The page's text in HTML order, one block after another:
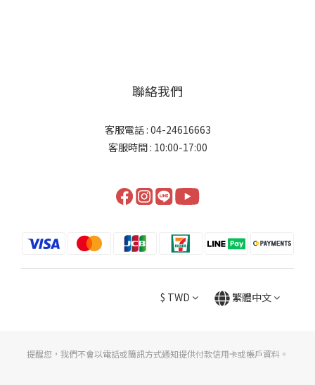
聯絡我們
客服電話 : 04-24616663
客服時間 : 10:00-17:00
$ TWD 繁體中文
提醒您，我們不會以電話或簡訊方式通知提供付款信用卡或帳戶資料。